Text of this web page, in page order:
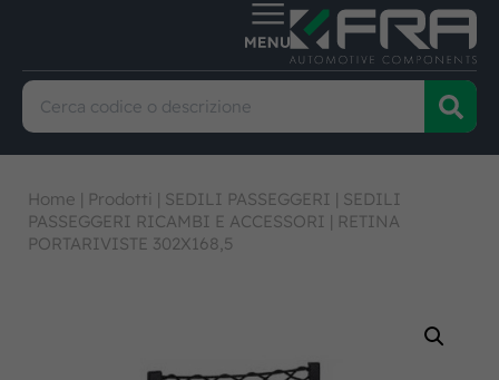
Home | Prodotti | SEDILI PASSEGGERI | SEDILI
PASSEGGERI RICAMBI E ACCESSORI | RETINA
PORTARIVISTE 302X168,5